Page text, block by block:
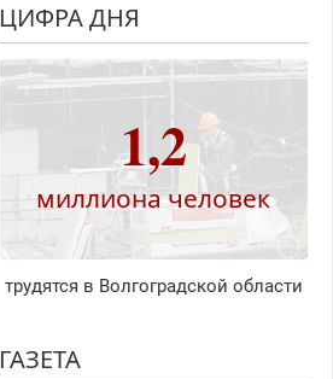
ЦИФРА ДНЯ
1,2
миллиона человек
трудятся в Волгоградской области
ГАЗЕТА